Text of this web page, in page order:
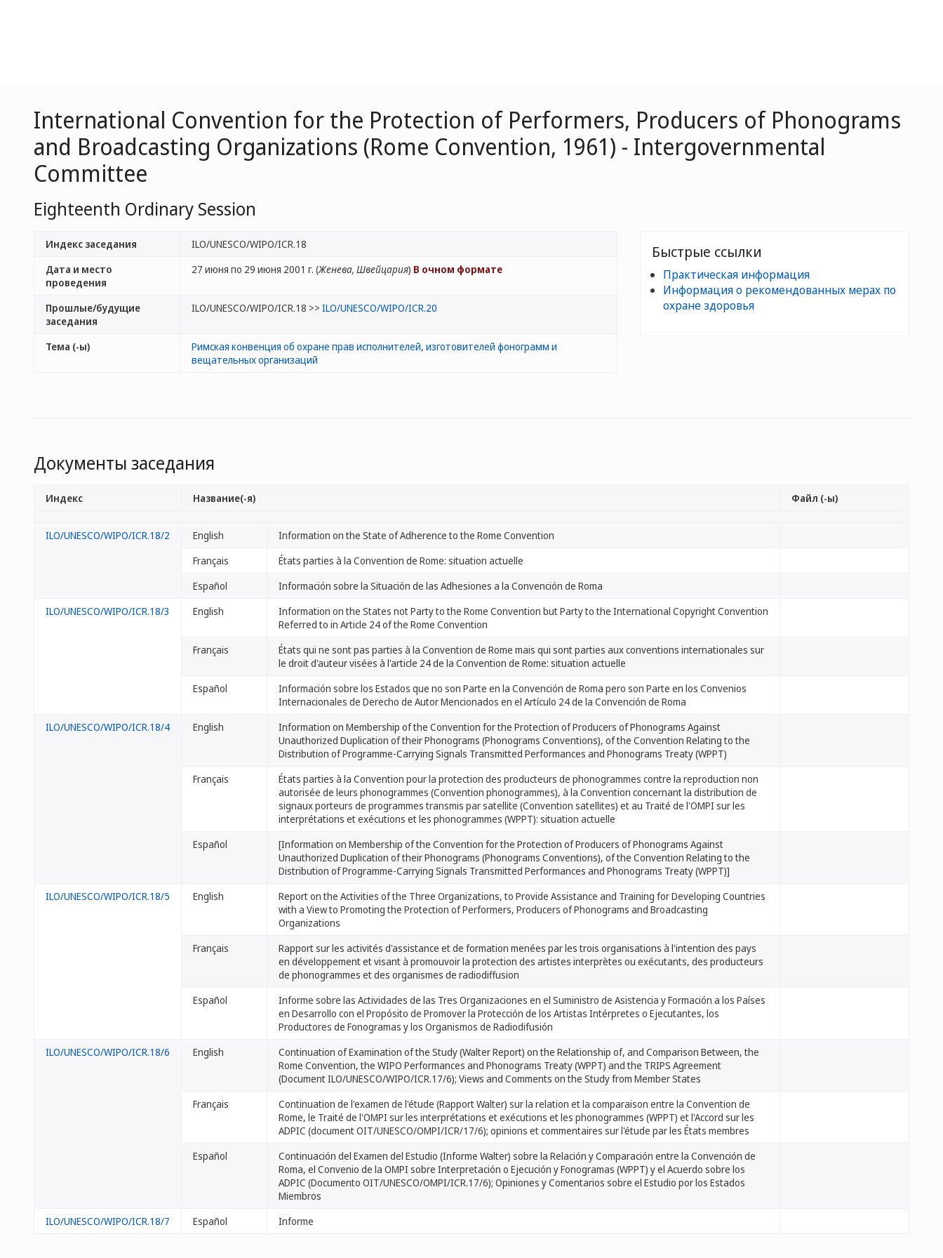
International Convention for the Protection of Performers, Producers of Phonograms
and Broadcasting Organizations (Rome Convention, 1961) - Intergovernmental
Committee
Eighteenth Ordinary Session
Индекс заседания
ILO/UNESCO/WIPO/ICR.18
Дата и место
проведения
27 июня по 29 июня 2001 г. (Женева, Швейцария) В очном формате
Прошлые/будущие
заседания
ILO/UNESCO/WIPO/ICR.18 >> ILO/UNESCO/WIPO/ICR.20
Тема (-ы)
Римская конвенция об охране прав исполнителей, изготовителей фонограмм и
вещательных организаций
Быстрые ссылки
Практическая информация
Информация о рекомендованных мерах по
охране здоровья
Документы заседания
Индекс Название(-я) Файл (-ы)
ILO/UNESCO/WIPO/ICR.18/2 English
Information on the State of Adherence to the Rome Convention
Français
États parties à la Convention de Rome: situation actuelle
Español
Información sobre la Situación de las Adhesiones a la Convención de Roma
ILO/UNESCO/WIPO/ICR.18/3
English
Information on the States not Party to the Rome Convention but Party to the International Copyright Convention
Referred to in Article 24 of the Rome Convention
Français
États qui ne sont pas parties à la Convention de Rome mais qui sont parties aux conventions internationales sur
le droit d'auteur visées à l'article 24 de la Convention de Rome: situation actuelle
Español
Información sobre los Estados que no son Parte en la Convención de Roma pero son Parte en los Convenios
Internacionales de Derecho de Autor Mencionados en el Artículo 24 de la Convención de Roma
ILO/UNESCO/WIPO/ICR.18/4
English
Information on Membership of the Convention for the Protection of Producers of Phonograms Against
Unauthorized Duplication of their Phonograms (Phonograms Conventions), of the Convention Relating to the
Distribution of Programme-Carrying Signals Transmitted Performances and Phonograms Treaty (WPPT)
Français
États parties à la Convention pour la protection des producteurs de phonogrammes contre la reproduction non
autorisée de leurs phonogrammes (Convention phonogrammes), à la Convention concernant la distribution de
signaux porteurs de programmes transmis par satellite (Convention satellites) et au Traité de l'OMPI sur les
interprétations et exécutions et les phonogrammes (WPPT): situation actuelle
Español
[Information on Membership of the Convention for the Protection of Producers of Phonograms Against
Unauthorized Duplication of their Phonograms (Phonograms Conventions), of the Convention Relating to the
Distribution of Programme-Carrying Signals Transmitted Performances and Phonograms Treaty (WPPT)]
ILO/UNESCO/WIPO/ICR.18/5
English
Report on the Activities of the Three Organizations, to Provide Assistance and Training for Developing Countries
with a View to Promoting the Protection of Performers, Producers of Phonograms and Broadcasting
Organizations
Français
Rapport sur les activités d'assistance et de formation menées par les trois organisations à l'intention des pays
en développement et visant à promouvoir la protection des artistes interprètes ou exécutants, des producteurs
de phonogrammes et des organismes de radiodiffusion
Español
Informe sobre las Actividades de las Tres Organizaciones en el Suministro de Asistencia y Formación a los Países
en Desarrollo con el Propósito de Promover la Protección de los Artistas Intérpretes o Ejecutantes, los
Productores de Fonogramas y los Organismos de Radiodifusión
ILO/UNESCO/WIPO/ICR.18/6
English
Continuation of Examination of the Study (Walter Report) on the Relationship of, and Comparison Between, the
Rome Convention, the WIPO Performances and Phonograms Treaty (WPPT) and the TRIPS Agreement
(Document ILO/UNESCO/WIPO/ICR.17/6); Views and Comments on the Study from Member States
Français
Continuation de l'examen de l'étude (Rapport Walter) sur la relation et la comparaison entre la Convention de
Rome, le Traité de l'OMPI sur les interprétations et exécutions et les phonogrammes (WPPT) et l'Accord sur les
ADPIC (document OIT/UNESCO/OMPI/ICR/17/6); opinions et commentaires sur l'étude par les États membres
Español
Continuación del Examen del Estudio (Informe Walter) sobre la Relación y Comparación entre la Convención de
Roma, el Convenio de la OMPI sobre Interpretación o Ejecución y Fonogramas (WPPT) y el Acuerdo sobre los
ADPIC (Documento OIT/UNESCO/OMPI/ICR.17/6); Opiniones y Comentarios sobre el Estudio por los Estados
Miembros
ILO/UNESCO/WIPO/ICR.18/7
Español Informe